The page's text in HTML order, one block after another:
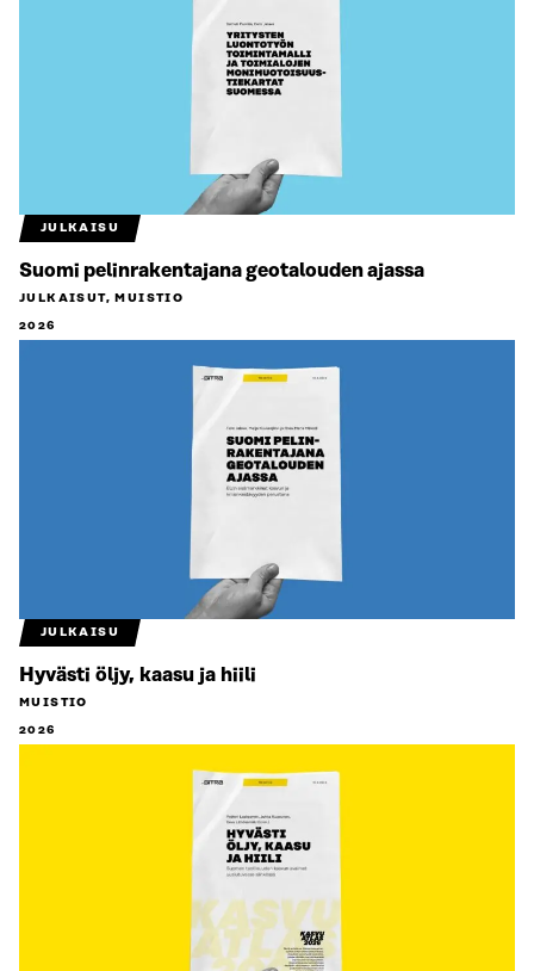
JULKAISU
Suomi pelinrakentajana geotalouden ajassa
JULKAISUT, MUISTIO
2026
JULKAISU
Hyvästi öljy, kaasu ja hiili
MUISTIO
2026